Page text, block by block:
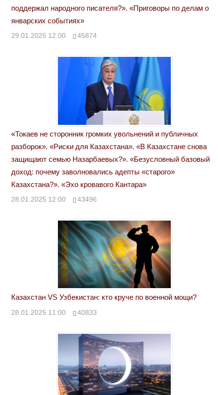
поддержал народного писателя?». «Приговоры по делам о
январских событиях»
29.01.2025 12:00 45874
«Токаев не сторонник громких увольнений и публичных
разборок». «Риски для Казахстана». «В Казахстане снова
защищают семью Назарбаевых?». «Безусловный базовый
доход: почему заволновались адепты «старого»
Казахстана?». «Эхо кровавого Кантара»
28.01.2025 12:00 43496
Казахстан VS Узбекистан: кто круче по военной мощи?
28.01.2025 11:00 40833